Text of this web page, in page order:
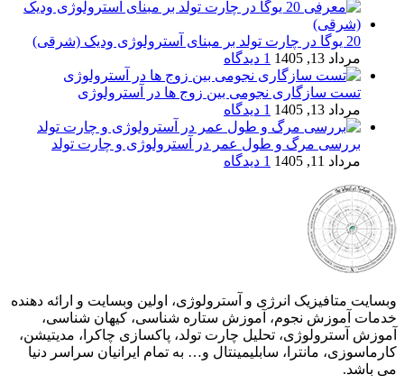
20 یوگا در چارت تولد بر مبنای آسترولوژی ودیک (شرقی)
مرداد 13, 1405
1 دیدگاه
تست سازگاری نجومی بین زوج ها در آسترولوژی
مرداد 13, 1405
1 دیدگاه
بررسی مرگ و طول عمر در آسترولوژی و چارت تولد
مرداد 11, 1405
1 دیدگاه
وبسایت متافیزیک انرژی و آسترولوژی، اولین وبسایت و ارائه دهنده
خدمات آموزش نجوم، آموزش ستاره شناسی، کیهان شناسی،
آموزش آسترولوژی، تحلیل چارت تولد، پاکسازی چاکرا، مدیتیشن،
کارماسوزی، مانترا، سابلیمینتال و… به تمام ایرانیان سراسر دنیا
می باشد.